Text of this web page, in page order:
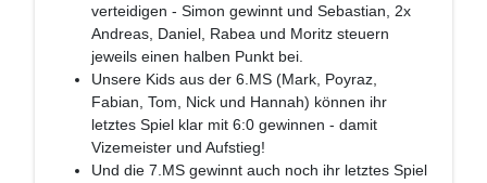
verteidigen - Simon gewinnt und Sebastian, 2x
Andreas, Daniel, Rabea und Moritz steuern
jeweils einen halben Punkt bei.
Unsere Kids aus der 6.MS (Mark, Poyraz,
Fabian, Tom, Nick und Hannah) können ihr
letztes Spiel klar mit 6:0 gewinnen - damit
Vizemeister und Aufstieg!
Und die 7.MS gewinnt auch noch ihr letztes Spiel